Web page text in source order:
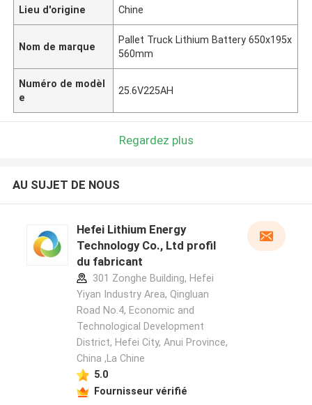
Lieu d'origine Chine
Nom de marque
Pallet Truck Lithium Battery 650x195x
560mm
Numéro de modèl
e
25.6V225AH
Regardez plus
AU SUJET DE NOUS
Hefei Lithium Energy
Technology Co., Ltd profil
du fabricant
301 Zonghe Building, Hefei
Yiyan Industry Area, Qingluan
Road No.4, Economic and
Technological Development
District, Hefei City, Anui Province,
China ,La Chine
5.0
Fournisseur vérifié